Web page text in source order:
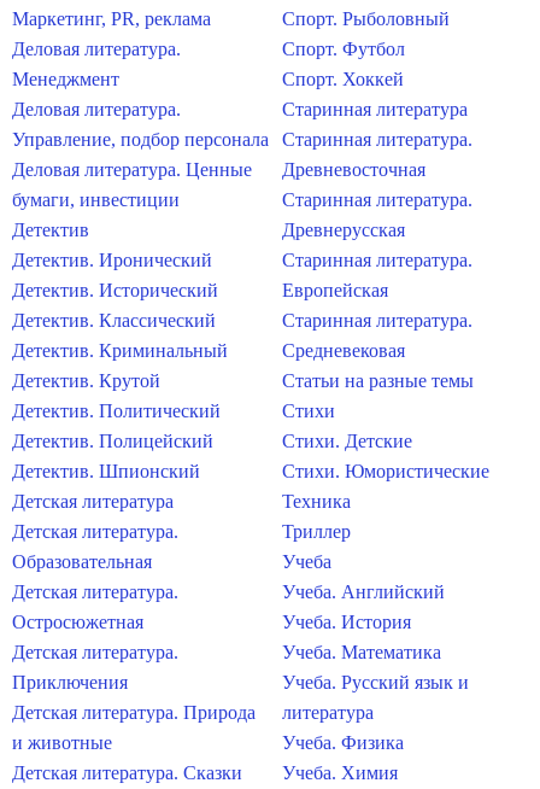
Маркетинг, PR, реклама
Деловая литература.
Менеджмент
Деловая литература.
Управление, подбор персонала
Деловая литература. Ценные
бумаги, инвестиции
Детектив
Детектив. Иронический
Детектив. Исторический
Детектив. Классический
Детектив. Криминальный
Детектив. Крутой
Детектив. Политический
Детектив. Полицейский
Детектив. Шпионский
Детская литература
Детская литература.
Образовательная
Детская литература.
Остросюжетная
Детская литература.
Приключения
Детская литература. Природа
и животные
Детская литература. Сказки
Спорт. Рыболовный
Спорт. Футбол
Спорт. Хоккей
Старинная литература
Старинная литература.
Древневосточная
Старинная литература.
Древнерусская
Старинная литература.
Европейская
Старинная литература.
Средневековая
Статьи на разные темы
Стихи
Стихи. Детские
Стихи. Юмористические
Техника
Триллер
Учеба
Учеба. Английский
Учеба. История
Учеба. Математика
Учеба. Русский язык и
литература
Учеба. Физика
Учеба. Химия